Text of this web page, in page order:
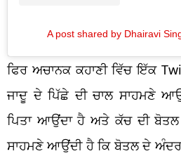
A post shared by Dhairavi
ਫਿਰ ਅਚਾਨਕ ਕਹਾਣੀ ਵਿੱਚ ਇੱਕ
ਜਾਦੂ ਦੇ ਪਿੱਛੇ ਦੀ ਚਾਲ ਸਾਹਮਣੇ
ਪਿਤਾ ਆਉਂਦਾ ਹੈ ਅਤੇ ਕੱਚ ਦੀ
ਸਾਹਮਣੇ ਆਉਂਦੀ ਹੈ ਕਿ ਬੋਤਲ ਦੇ